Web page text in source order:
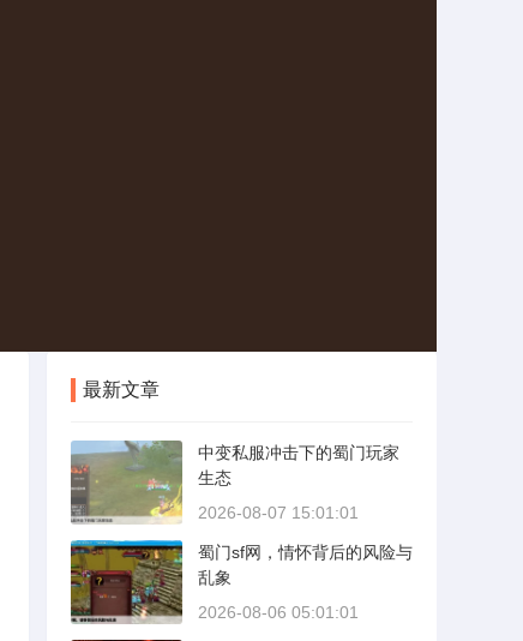
最新文章
中变私服冲击下的蜀门玩家
生态
2026-08-07 15:01:01
蜀门sf网，情怀背后的风险与
乱象
2026-08-06 05:01:01